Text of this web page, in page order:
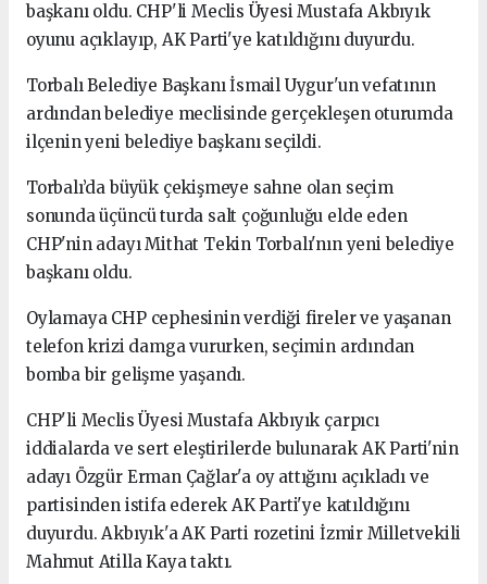
başkanı oldu. CHP'li Meclis Üyesi Mustafa Akbıyık
oyunu açıklayıp, AK Parti'ye katıldığını duyurdu.
Torbalı Belediye Başkanı İsmail Uygur'un vefatının
ardından belediye meclisinde gerçekleşen oturumda
ilçenin yeni belediye başkanı seçildi.
Torbalı’da büyük çekişmeye sahne olan seçim
sonunda üçüncü turda salt çoğunluğu elde eden
CHP'nin adayı Mithat Tekin Torbalı'nın yeni belediye
başkanı oldu.
Oylamaya CHP cephesinin verdiği fireler ve yaşanan
telefon krizi damga vururken, seçimin ardından
bomba bir gelişme yaşandı.
CHP'li Meclis Üyesi Mustafa Akbıyık çarpıcı
iddialarda ve sert eleştirilerde bulunarak AK Parti'nin
adayı Özgür Erman Çağlar'a oy attığını açıkladı ve
partisinden istifa ederek AK Parti'ye katıldığını
duyurdu. Akbıyık'a AK Parti rozetini İzmir Milletvekili
Mahmut Atilla Kaya taktı.